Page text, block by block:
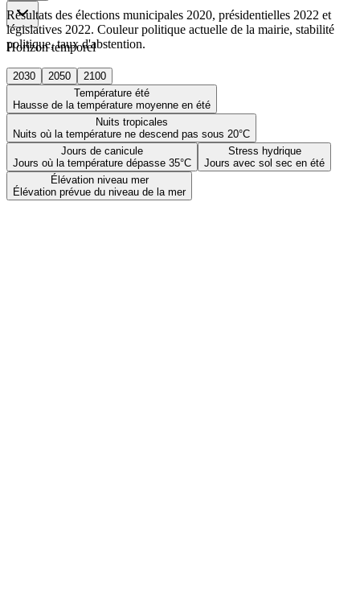
Horizon temporel
2030 2050
2100
Température été
Hausse de la température moyenne en été
Nuits tropicales
Nuits où la température ne descend pas sous 20°C
Jours de canicule
Jours où la température dépasse 35°C
Stress hydrique
Jours avec sol sec en été
Élévation niveau mer
Élévation prévue du niveau de la mer
Résultats des élections municipales 2020, présidentielles 2022 et
législatives 2022. Couleur politique actuelle de la mairie, stabilité
politique, taux d'abstention.